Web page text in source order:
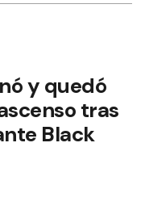
y quedó
tras
Black